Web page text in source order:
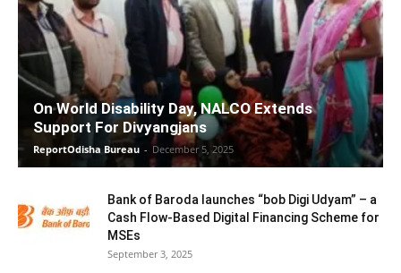
On World Disability Day, NALCO Extends
Support For Divyangjans
ReportOdisha Bureau - December 5, 2025
Bank of Baroda launches “bob Digi Udyam” – a
Cash Flow-Based Digital Financing Scheme for
MSEs
September 3, 2025